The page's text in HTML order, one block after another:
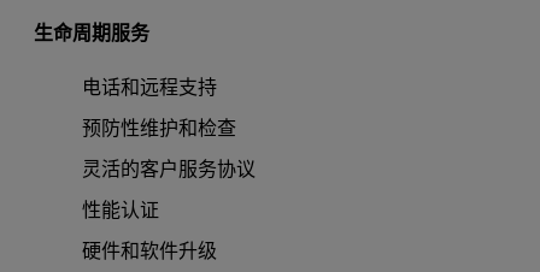
生命周期服务
电话和远程支持
预防性维护和检查
灵活的客户服务协议
性能认证
硬件和软件升级